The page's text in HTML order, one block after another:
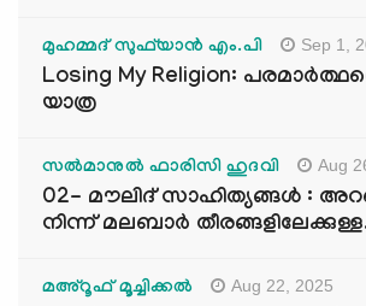
മുഹമ്മദ് സുഫ്‌യാൻ എം.പി Sep 1,
Losing My Religion:
യാത്ര
സൽമാനുൽ ഫാരിസി ഹുദവി Aug
02- മൗലിദ് സാഹിത്യങ്ങൾ :
നിന്ന് മലബാർ
മഅ്റൂഫ് മൂച്ചിക്കല്‍ Aug 22, 2025